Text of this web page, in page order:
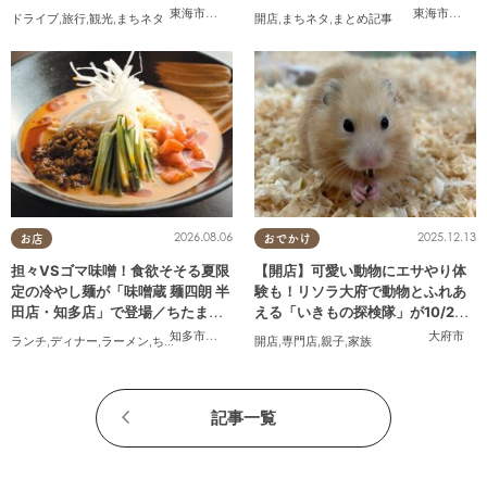
東海市
,大府市 知多市,東浦町,常滑市,南知多町
ドライブ,旅行,観光, まちネタ 東海市
,大府
開店, まちネタ , まとめ記事
お店
知多市半田市
2026.08.06
担々VSゴマ味噌！食欲そそる夏限
定の冷やし麺が「味噌蔵 麺四朗 半
田店・知多店」で登場／ちたまる
ランチ,ディナー,ラーメン,ちたまる広告
おでかけ
大府市
2025.12.13
【開店】可愛い動物にエサやり体
験も！リソラ大府で動物とふれあ
える「いきもの探検隊」が10/24
(金)オープン
開店,専門店,親子,家族
記事一覧